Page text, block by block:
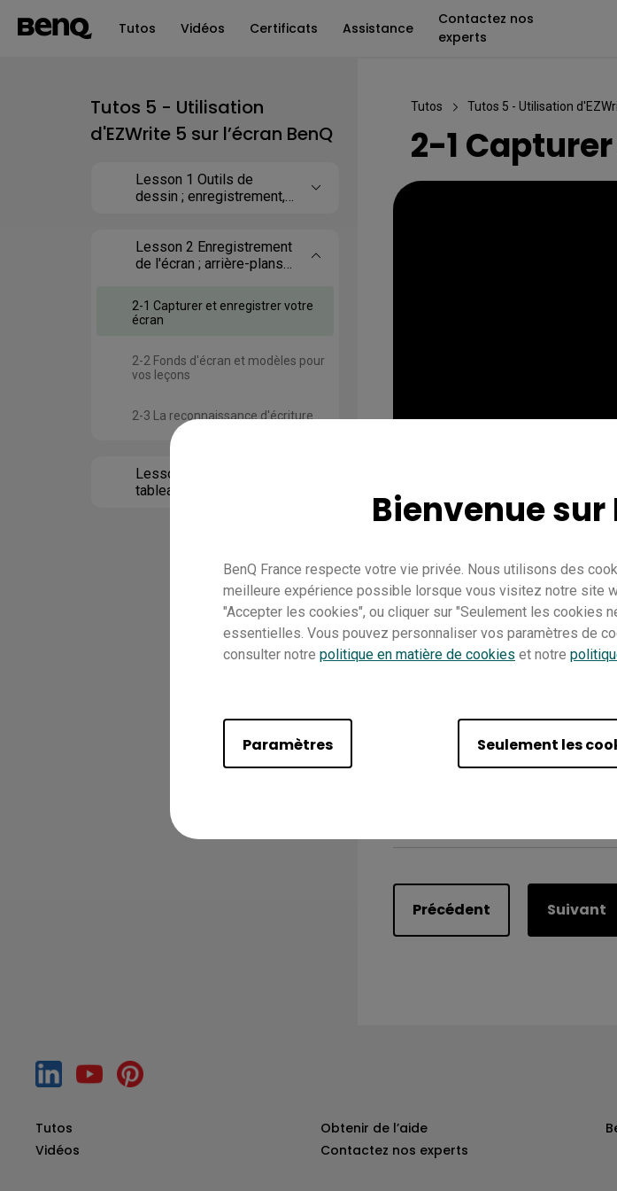
Tutos Vidéos Certificats Assistance
Contactez nos
experts
Bienvenue sur
BenQ France respecte votre vie privée. Nous utilisons des
meilleure expérience possible lorsque vous visitez notre site
"Accepter les cookies", ou cliquer sur "Seulement les cookies
essentielles. Vous pouvez personnaliser vos paramètres de
consulter notre politique en matière de cookies et notre
Paramètres Seulement les
Tutos 5 - Utilisation
d'EZWrite 5 sur l’écran BenQ
Lesson 1 Outils de
dessin ; enregistrement,
Lesson 2 Enregistrement
de l'écran ; arrière-plans
reconnaissance de
l'écriture manuscrite
2-1 Capturer et enregistrer votre
écran
2-2 Fonds d'écran et modèles pour
vos leçons
2-3 La reconnaissance d'écriture
Lesson 3 Utiliser le
tableau blanc en nuage
Tutos Tutos 5 - Utilisation
2-1
Enseignement EZWrite 5 Pro
Précédent Suivant
Tutos
Vidéos
Obtenir de l’aide
Contactez nos experts